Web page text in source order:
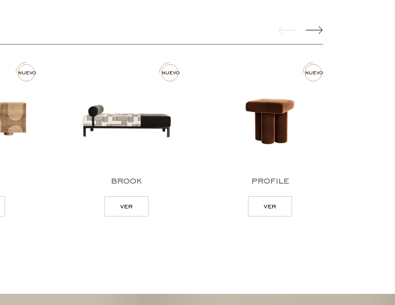
nuevo nuevo
brook
nuevo
profile